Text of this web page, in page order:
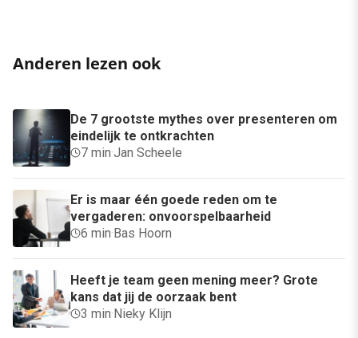
Anderen lezen ook
De 7 grootste mythes over presenteren om
eindelijk te ontkrachten
7 min·Jan Scheele
Er is maar één goede reden om te
vergaderen: onvoorspelbaarheid
6 min·Bas Hoorn
Heeft je team geen mening meer? Grote
kans dat jij de oorzaak bent
3 min·Nieky Klijn